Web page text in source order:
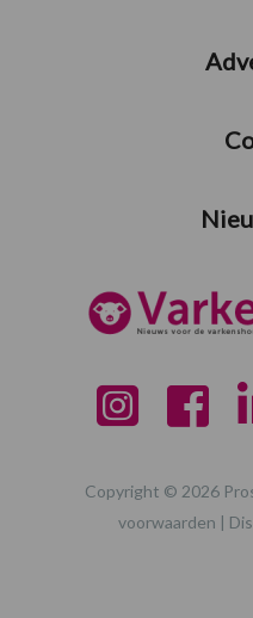
Copyright © 2026
voorwaarden |